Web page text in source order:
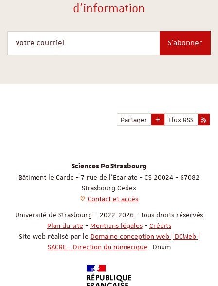
d'information
S'abonner
Partager Flux RSS
Sciences Po Strasbourg
Bâtiment le Cardo - 7 rue de l'Ecarlate - CS 20024 - 67082
Strasbourg Cedex
Contact et accès
Université de Strasbourg – 2022-2026 - Tous droits réservés
Plan du site - Mentions légales- Crédits
Site web réalisé par le Domaine conception web | DCWeb |
SACRE - Direction du numérique | Dnum